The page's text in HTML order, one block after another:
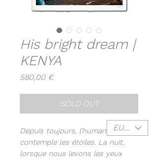
His bright dream |
KENYA
580,00 €Prix
SOLD OUT
Depuis toujours, l’humanité
contemple les étoiles. La nuit,
lorsque nous levons les yeux
EUR (€)